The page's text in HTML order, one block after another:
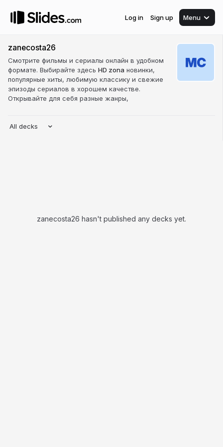
Log in Sign up Menu
zanecosta26
Смотрите фильмы и сериалы онлайн в удобном
формате. Выбирайте здесь HD zona новинки,
популярные хиты, любимую классику и свежие
эпизоды сериалов в хорошем качестве.
Открывайте для себя разные жанры,
All decks
zanecosta26 hasn't published any decks yet.